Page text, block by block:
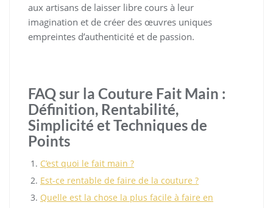
aux artisans de laisser libre cours à leur
imagination et de créer des œuvres uniques
empreintes d’authenticité et de passion.
FAQ sur la Couture Fait Main :
Définition, Rentabilité,
Simplicité et Techniques de
Points
C’est quoi le fait main ?
Est-ce rentable de faire de la couture ?
Quelle est la chose la plus facile à faire en